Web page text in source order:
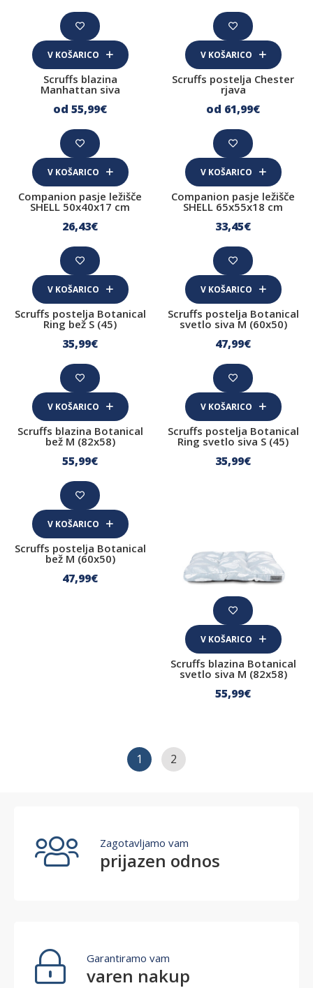
Sladoledi za pse
Suhomesnate žvečljivke
Kosti
Dopolnilna hrana za pse
Koža in dlaka
Urinarni trakt
Prebava
Sklepi
Nega psa
Prva pomoč
Šamponi in nega kože
Nega oči in uhljev
Nega zob
Nega tačk
Sredstva proti klopom, bolham in pršicam
Oprema
Čistila
HIladilne blazine in bazeni
Drečke
Posode
Ležišča, blazine in odeje
Oblačila za pse
Dežni plašči
V KOŠARICO
Scruffs blazina
Manhattan siva
od 55,99€
V KOŠARICO
Scruffs postelja Chester
rjava
od 61,99€
V KOŠARICO
Companion pasje ležišče
SHELL 50x40x17 cm
26,43€
V KOŠARICO
Companion pasje ležišče
SHELL 65x55x18 cm
33,45€
V KOŠARICO
Scruffs postelja Botanical
Ring bež S (45)
35,99€
V KOŠARICO
Scruffs postelja Botanical
svetlo siva M (60x50)
47,99€
V KOŠARICO
Scruffs blazina Botanical
bež M (82x58)
55,99€
V KOŠARICO
Scruffs postelja Botanical
Ring svetlo siva S (45)
35,99€
V KOŠARICO
Scruffs postelja Botanical
bež M (60x50)
47,99€
V KOŠARICO
Scruffs blazina Botanical
svetlo siva M (82x58)
55,99€
1 2
Zagotavljamo vam
prijazen odnos
Garantiramo vam
varen nakup